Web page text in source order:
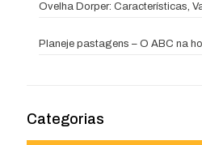
Ovelha Dorper: Características,
Planeje pastagens – O ABC na
Categorias